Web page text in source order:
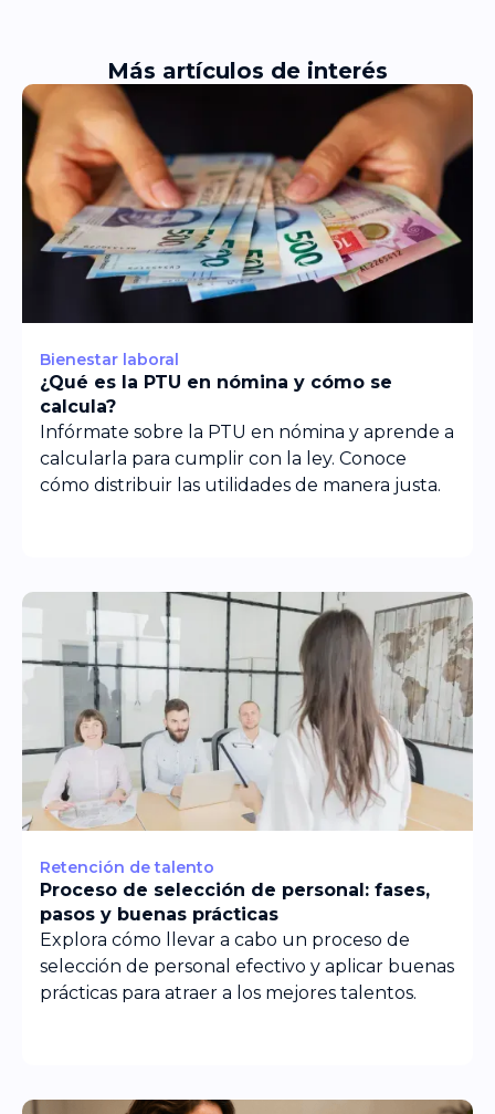
Más artículos de interés
Bienestar laboral
¿Qué es la PTU en nómina y cómo se
calcula?
Infórmate sobre la PTU en nómina y aprende a
calcularla para cumplir con la ley. Conoce
cómo distribuir las utilidades de manera justa.
Retención de talento
Proceso de selección de personal: fases,
pasos y buenas prácticas
Explora cómo llevar a cabo un proceso de
selección de personal efectivo y aplicar buenas
prácticas para atraer a los mejores talentos.